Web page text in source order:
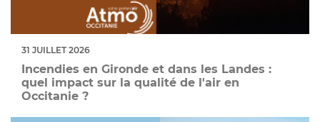
31 JUILLET 2026
Incendies en Gironde et dans les Landes :
quel impact sur la qualité de l'air en
Occitanie ?